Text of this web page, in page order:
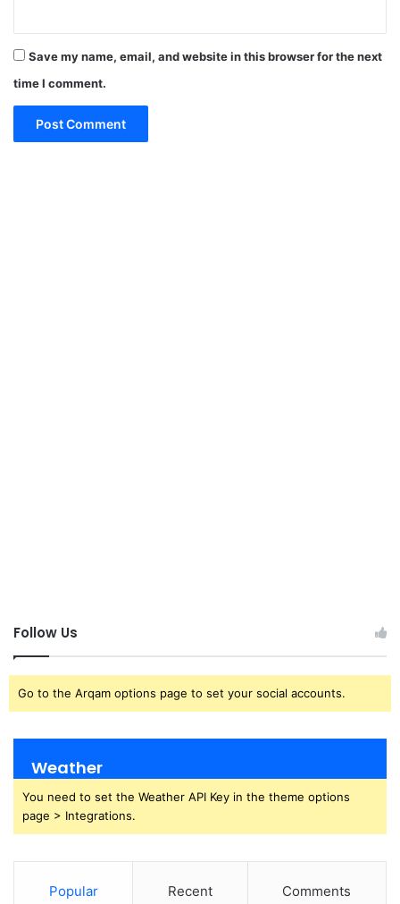
Save my name, email, and website in this browser for the next
time I comment.
Follow Us
Go to the Arqam options page to set your social accounts.
Weather
You need to set the Weather API Key in the theme options
page > Integrations.
Popular Recent Comments